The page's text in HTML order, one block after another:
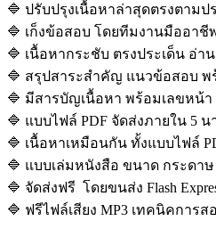
🔷 ปรับปรุงเนื้อหาล่าสุดตรงตามป
🔷 เก็งข้อสอบ โดยทีมงานมืออา
🔷 เนื้อหากระชับ ตรงประเด็น อ่า
🔷 สรุปสาระสำคัญ แนวข้อสอบ พ
🔷 มีสารบัญเนื้อหา พร้อมเลขหน้า
🔷 แบบไฟล์ PDF จัดส่งภายใน 5
🔷 เนื้อหาเหมือนกัน ทั้งแบบไฟล์
🔷 แบบเล่มหนังสือ ขนาด กระดาษ
🔷 จัดส่งฟรี โดยขนส่ง Flash
🔷 ฟรีไฟล์เสียง MP3 เทคนิคการ